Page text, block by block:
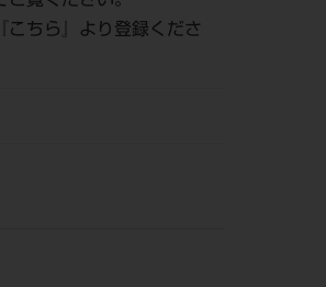
こちら
』より登録くださ